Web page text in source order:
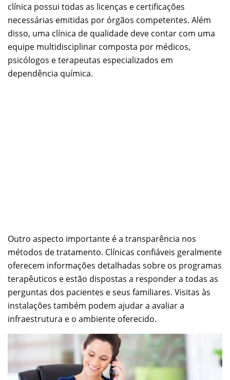
clínica possui todas as licenças e certificações
necessárias emitidas por órgãos competentes. Além
disso, uma clínica de qualidade deve contar com uma
equipe multidisciplinar composta por médicos,
psicólogos e terapeutas especializados em
dependência química.
Outro aspecto importante é a transparência nos
métodos de tratamento. Clínicas confiáveis geralmente
oferecem informações detalhadas sobre os programas
terapêuticos e estão dispostas a responder a todas as
perguntas dos pacientes e seus familiares. Visitas às
instalações também podem ajudar a avaliar a
infraestrutura e o ambiente oferecido.